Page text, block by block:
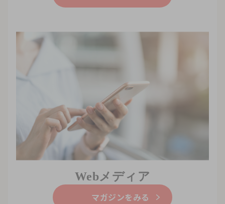
Webメディア
マガジンをみる